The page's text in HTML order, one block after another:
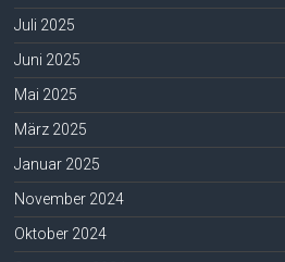
Juli 2025
Juni 2025
Mai 2025
März 2025
Januar 2025
November 2024
Oktober 2024